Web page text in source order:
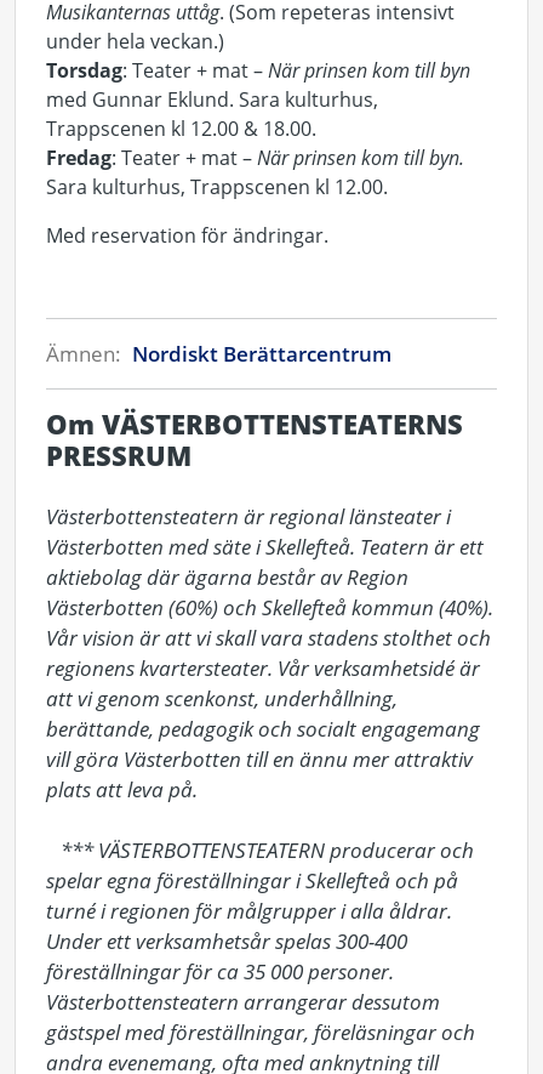
Musikanternas uttåg. (Som repeteras intensivt
under hela veckan.)
Torsdag: Teater + mat –När prinsen kom till byn
med Gunnar Eklund. Sara kulturhus,
Trappscenen kl 12.00 & 18.00.
Fredag: Teater + mat –När prinsen kom till byn.
Sara kulturhus, Trappscenen kl 12.00.
Med reservation för ändringar.
Ämnen: Nordiskt Berättarcentrum
Om VÄSTERBOTTENSTEATERNS
PRESSRUM
Västerbottensteatern är regional länsteater i
Västerbotten med säte i Skellefteå. Teatern är ett
aktiebolag där ägarna består av Region
Västerbotten (60%) och Skellefteå kommun (40%).
Vår vision är att vi skall vara stadens stolthet och
regionens kvartersteater. Vår verksamhetsidé är
att vi genom scenkonst, underhållning,
berättande, pedagogik och socialt engagemang
vill göra Västerbotten till en ännu mer attraktiv
plats att leva på.
spelar egna föreställningar i Skellefteå och på
turné i regionen för målgrupper i alla åldrar.
Under ett verksamhetsår spelas 300-400
föreställningar för ca 35 000 personer.
Västerbottensteatern arrangerar dessutom
gästspel med föreställningar, föreläsningar och
andra evenemang, ofta med anknytning till